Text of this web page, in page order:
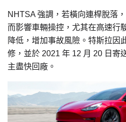
NHTSA 強調，若橫向連桿脫落
而影響車輛操控，尤其在高速行
降低，增加事故風險。特斯拉因
修，並於 2021 年 12 月 20 日寄
主盡快回廠。